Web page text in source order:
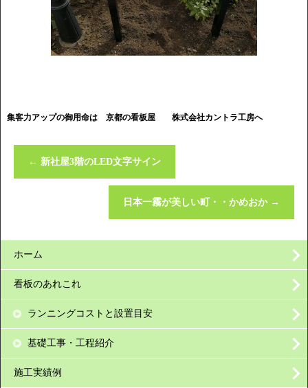
集客力アップの御用命は 京都の看板屋 株式会社カントラ工房へ
← 新社屋3階のLED文字サイン
日本一霧が美しい町・・かめおか →
ホーム
看板のあれこれ
ランニングコストと設置目安
基礎工事・工程紹介
施工実績例